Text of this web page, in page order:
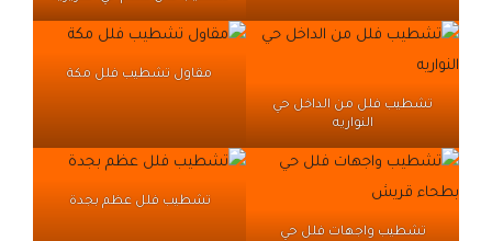
تشطيب فلل من الداخل حي
النواريه
مقاول تشطيب فلل مكة
تشطيب واجهات فلل حي
تشطيب فلل عظم بجدة